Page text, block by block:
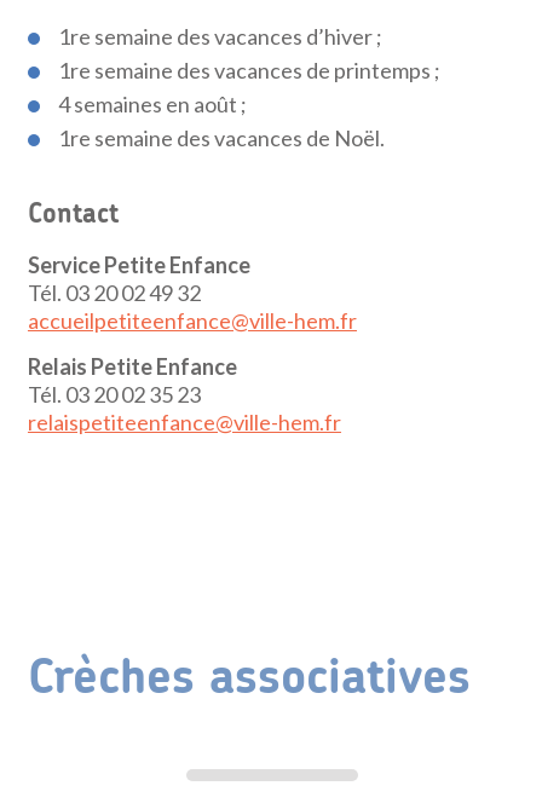
1re semaine des vacances d’hiver ;
1re semaine des vacances de printemps ;
4 semaines en août ;
1re semaine des vacances de Noël.
Contact
Service Petite Enfance
Tél. 03 20 02 49 32
accueilpetiteenfance@ville-hem.fr
Relais Petite Enfance
Tél. 03 20 02 35 23
relaispetiteenfance@ville-hem.fr
Crèches associatives